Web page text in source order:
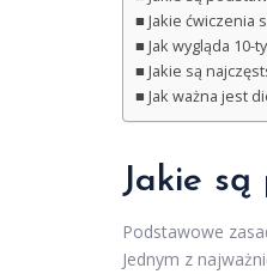
Jakie ćwiczenia
Jak wygląda 10-
Jakie są
Jak ważna jest
Jakie są
Podstawowe
Jednym z